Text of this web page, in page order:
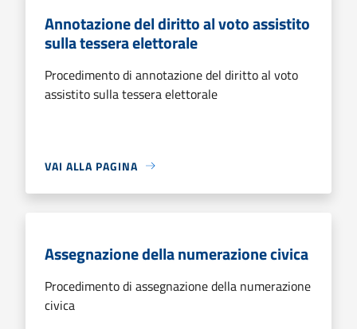
Annotazione del diritto al voto assistito
sulla tessera elettorale
Procedimento di annotazione del diritto al voto
assistito sulla tessera elettorale
VAI ALLA PAGINA
Assegnazione della numerazione civica
Procedimento di assegnazione della numerazione
civica